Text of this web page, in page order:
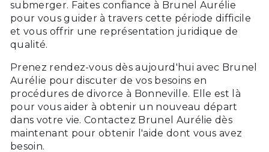
submerger. Faites confiance à Brunel Aurélie
pour vous guider à travers cette période difficile
et vous offrir une représentation juridique de
qualité.
Prenez rendez-vous dès aujourd'hui avec Brunel
Aurélie pour discuter de vos besoins en
procédures de divorce à Bonneville. Elle est là
pour vous aider à obtenir un nouveau départ
dans votre vie. Contactez Brunel Aurélie dès
maintenant pour obtenir l'aide dont vous avez
besoin.